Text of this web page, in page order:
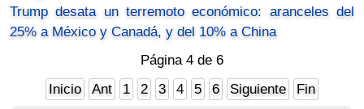
Trump desata un terremoto económico: aranceles del
25% a México y Canadá, y del 10% a China
Página 4 de 6
Inicio
Ant 1 2 3 4 5 6 Siguiente Fin